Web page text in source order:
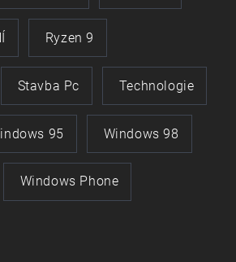
Ryzen 9
Stavba Pc Technologie
95 Windows 98
Windows Phone